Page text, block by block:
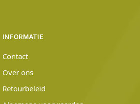
INFORMATIE
Contact
Over ons
Retourbeleid